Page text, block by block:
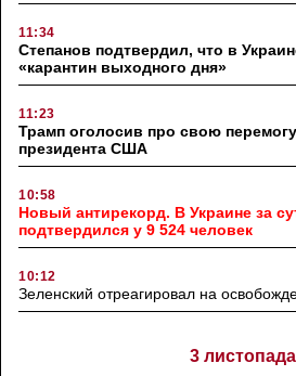
11:34
Степанов подтвердил, что в
«карантин выходного дня»
11:23
Трамп оголосив про свою
президента США
10:58
Новый антирекорд. В Украине за
подтвердился у 9 524 человек
10:12
Зеленский отреагировал на
3 листопада